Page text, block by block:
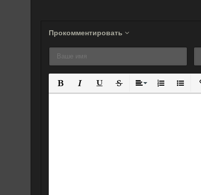
Прокомментировать
Полужирный
КурсивПодчеркнутый
ЗачеркнутыйВыравнивание